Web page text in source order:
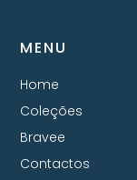
MENU
Home
Coleções
Bravee
Contactos